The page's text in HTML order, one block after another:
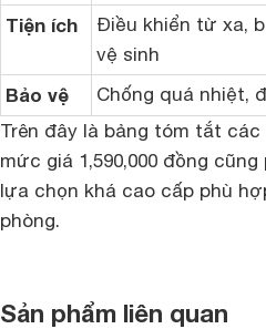
Tiện ích
Điều khiển từ xa,
vệ sinh
Bảo vệ
Chống quá nhiệt,
Trên đây là bảng tóm tắt
mức giá 1,590,000 đồng
lựa chọn khá cao cấp phù
phòng.
Sản phẩm liên quan